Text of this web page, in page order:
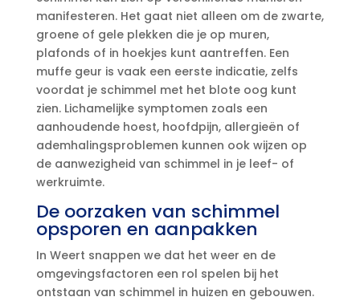
manifesteren.​ Het gaat niet alleen om de zwarte,
groene of gele plekken die je op muren,
plafonds of in hoekjes kunt aantreffen.​ Een
muffe geur is vaak een eerste indicatie, zelfs
voordat je schimmel met het blote oog kunt
zien.​ Lichamelijke symptomen zoals een
aanhoudende hoest, hoofdpijn, allergieën of
ademhalingsproblemen kunnen ook wijzen op
de aanwezigheid van schimmel in je leef- of
werkruimte.​
De oorzaken van schimmel
opsporen en aanpakken
In Weert snappen we dat het weer en de
omgevingsfactoren een rol spelen bij het
ontstaan van schimmel in huizen en gebouwen.​